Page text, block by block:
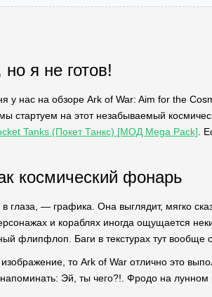
я не готов!
у нас на обзоре Ark of War: Aim for the
стартуем на этот незабываемый
Tanks (Покет Танкс) [МОД Mega Pack] .
космический фонарь
глаза, — графика. Она выглядит, мягко
и кораблях иногда ощущается
флипфлоп. Баги в текстурах тут вообще
то Ark of War отлично это
Эй, ты чего?!. Фродо на лунном